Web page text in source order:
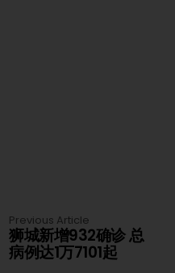
Previous Article
狮城新增932确诊 总
病例达1万7101起